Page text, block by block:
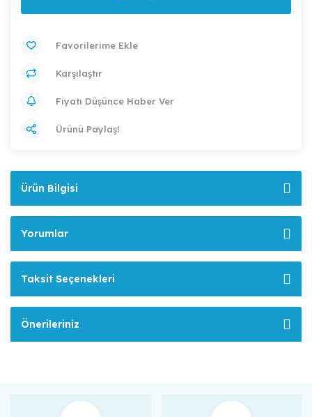
Karşılaştır
Fiyatı Düşünce Haber Ver
Ürünü Paylaş!
Ürün Bilgisi
Yorumlar
Taksit Seçenekleri
Önerileriniz